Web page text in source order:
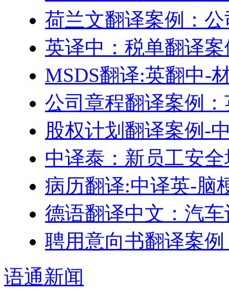
荷兰文翻译案例：
英译中：税单翻译案
MSDS翻译:英翻中-
公司章程翻译案例
股权计划翻译案例-
中译泰：新员工安
病历翻译:中译英-脑
德语翻译中文：汽
聘用意向书翻译案
语通新闻